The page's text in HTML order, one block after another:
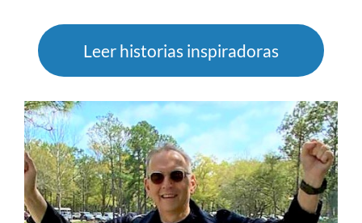
Leer historias inspiradoras